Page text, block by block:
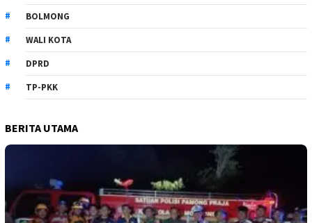
BOLMONG
WALI KOTA
DPRD
TP-PKK
BERITA UTAMA